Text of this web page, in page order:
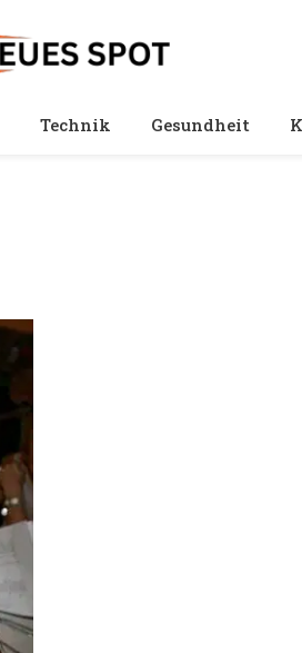
Technik Gesundheit